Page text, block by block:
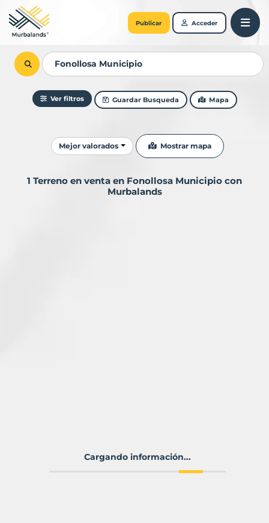
Publicar Acceder
Ver filtros Guardar Busqueda Mapa
Ordenar resultados
Mejor valorados Mostrar mapa
1 Terreno en venta en Fonollosa Municipio con
Murbalands
Cargando información...